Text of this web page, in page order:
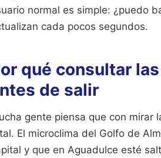
normal es simple: ¿puedo
cada pocos segundos.
qué consultar
de salir
gente piensa que con mirar
El microclima del Golfo de
y que en Aguadulce esté